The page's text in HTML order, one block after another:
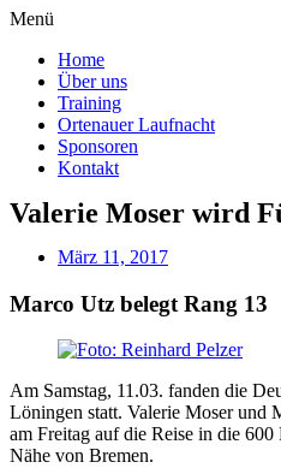
Menü
Home
Über uns
Training
Ortenauer Laufnacht
Sponsoren
Kontakt
Valerie Moser wird
März 11, 2017
Marco Utz belegt Rang 13
Am Samstag, 11.03. fanden die
Löningen statt. Valerie Moser und
am Freitag auf die Reise in die
Nähe von Bremen.